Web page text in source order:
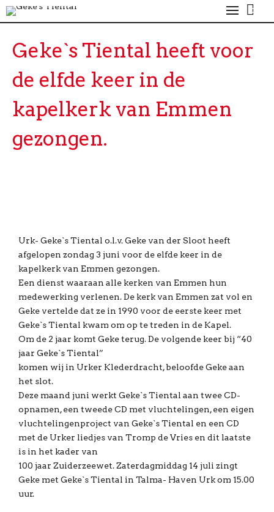
0
Geke`s Tiental heeft voor
de elfde keer in de
kapelkerk van Emmen
gezongen.
Urk- Geke`s Tiental o.l.v. Geke van der Sloot heeft
afgelopen zondag 3 juni voor de elfde keer in de
kapelkerk van Emmen gezongen.
Een dienst waaraan alle kerken van Emmen hun
medewerking verlenen. De kerk van Emmen zat vol en
Geke vertelde dat ze in 1990 voor de eerste keer met
Geke`s Tiental kwam om op te treden in de Kapel.
Om de 2 jaar komt Geke terug. De volgende keer bij “40
jaar Geke`s Tiental”
komen wij in Urker Klederdracht, beloofde Geke aan
het slot.
Deze maand juni werkt Geke`s Tiental aan twee CD-
opnamen, een tweede CD met vluchtelingen, een eigen
vluchtelingenproject van Geke`s Tiental en een CD
met de Urker liedjes van Tromp de Vries en dit laatste
is in het kader van
100 jaar Zuiderzeewet. Zaterdagmiddag 14 juli zingt
Geke met Geke`s Tiental in Talma- Haven Urk om 15.00
uur.